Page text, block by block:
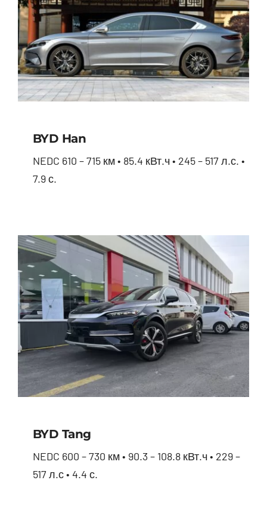
BYD Han
NEDC 610 – 715 км • 85.4 кВт.ч • 245 – 517 л.с. •
7.9 с.
BYD Tang
NEDC 600 – 730 км • 90.3 – 108.8 кВт.ч • 229 –
517 л.с • 4.4 с.